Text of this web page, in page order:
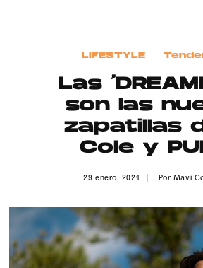
Contacto
Aviso Legal
LIFESTYLE
Las
son las
zapatillas
Cole y
29 enero, 2021 Por Mavi